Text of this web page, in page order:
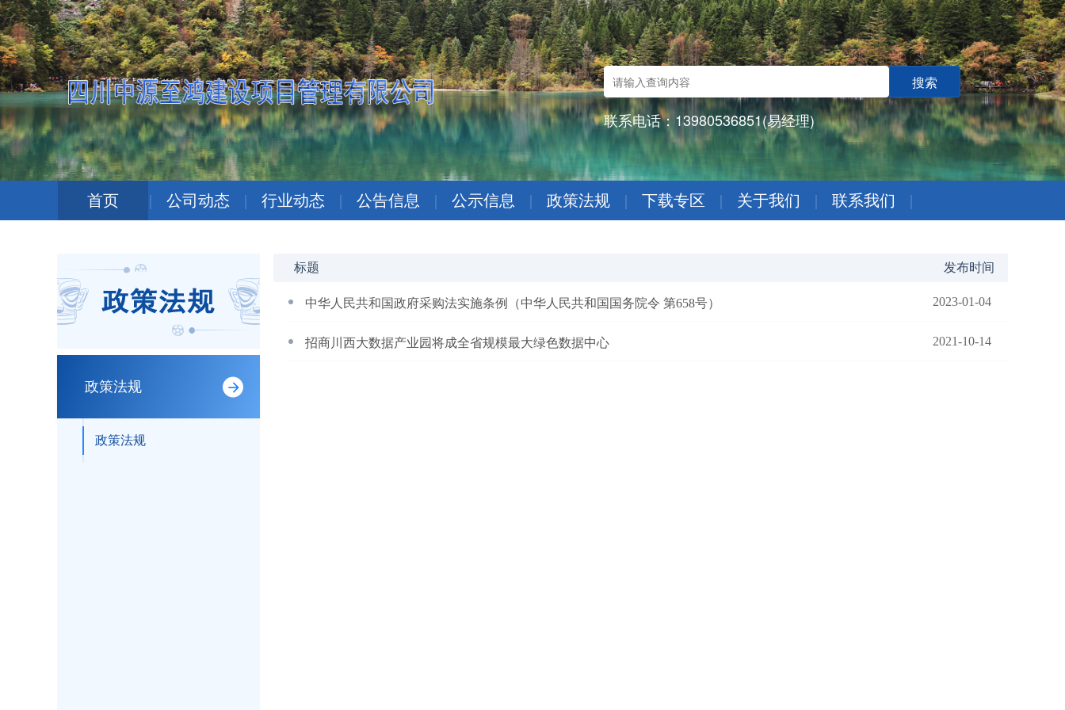
联系电话：13980536851(易经理)
首页 | 公司动态 | 行业动态 | 公告信息 | 公示信息 | 政策法规 | 下载专区 | 关于我们 | 联系我们 |
政策法规
政策法规
标题 发布时间
中华人民共和国政府采购法实施条例（中华人民共和国国务院令 第658号） 2023-01-04
招商川西大数据产业园将成全省规模最大绿色数据中心 2021-10-14